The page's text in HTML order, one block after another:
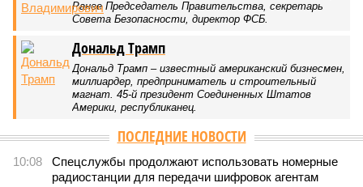
В нескольких станциях от уже сданного «Сказочного
леса» пайщики ЖК «Станция Л» продолжают ждать от
компании Capital Group начала реальной достройки
В нескольких станциях от уже сданного «Сказочного леса» пайщики ЖК
«Станция Л» продолжают ждать от компании Capital Group начала
реальной достройки (изображение сгенерировано ИИ)